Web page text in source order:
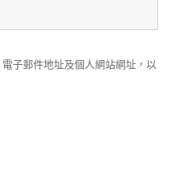
子郵件地址及個人網站網址，以